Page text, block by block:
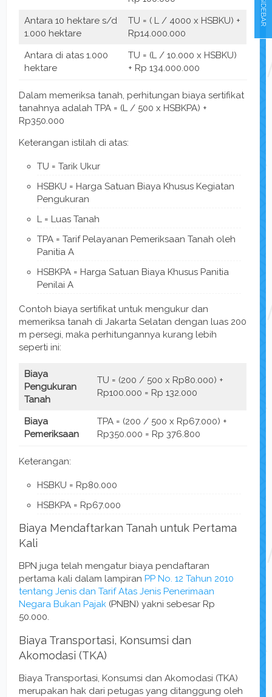
Antara 10 hektare s/d
1.000 hektare
TU = ( L / 4000 x HSBKU) +
Rp14.000.000
Antara di atas 1.000
hektare
TU = (L / 10.000 x HSBKU)
+ Rp 134.000.000
Dalam memeriksa tanah, perhitungan biaya sertifikat
tanahnya adalah TPA = (L / 500 x HSBKPA) +
Rp350.000
Keterangan istilah di atas:
TU = Tarik Ukur
HSBKU = Harga Satuan Biaya Khusus Kegiatan
Pengukuran
L = Luas Tanah
TPA = Tarif Pelayanan Pemeriksaan Tanah oleh
Panitia A
HSBKPA = Harga Satuan Biaya Khusus Panitia
Penilai A
Contoh biaya sertifikat untuk mengukur dan
memeriksa tanah di Jakarta Selatan dengan luas 200
m persegi, maka perhitungannya kurang lebih
seperti ini:
Biaya
Pengukuran
Tanah
TU = (200 / 500 x Rp80.000) +
Rp100.000 = Rp 132.000
Biaya
Pemeriksaan
TPA = (200 / 500 x Rp67.000) +
Rp350.000 = Rp 376.800
Keterangan:
HSBKU = Rp80.000
HSBKPA = Rp67.000
Biaya Mendaftarkan Tanah untuk Pertama
Kali
BPN juga telah mengatur biaya pendaftaran
pertama kali dalam lampiran PP No. 12 Tahun 2010
tentang Jenis dan Tarif Atas Jenis Penerimaan
Negara Bukan Pajak (PNBN) yakni sebesar Rp
50.000.
Biaya Transportasi, Konsumsi dan
Akomodasi (TKA)
Biaya Transportasi, Konsumsi dan Akomodasi (TKA)
merupakan hak dari petugas yang ditanggung oleh
SIDEBAR